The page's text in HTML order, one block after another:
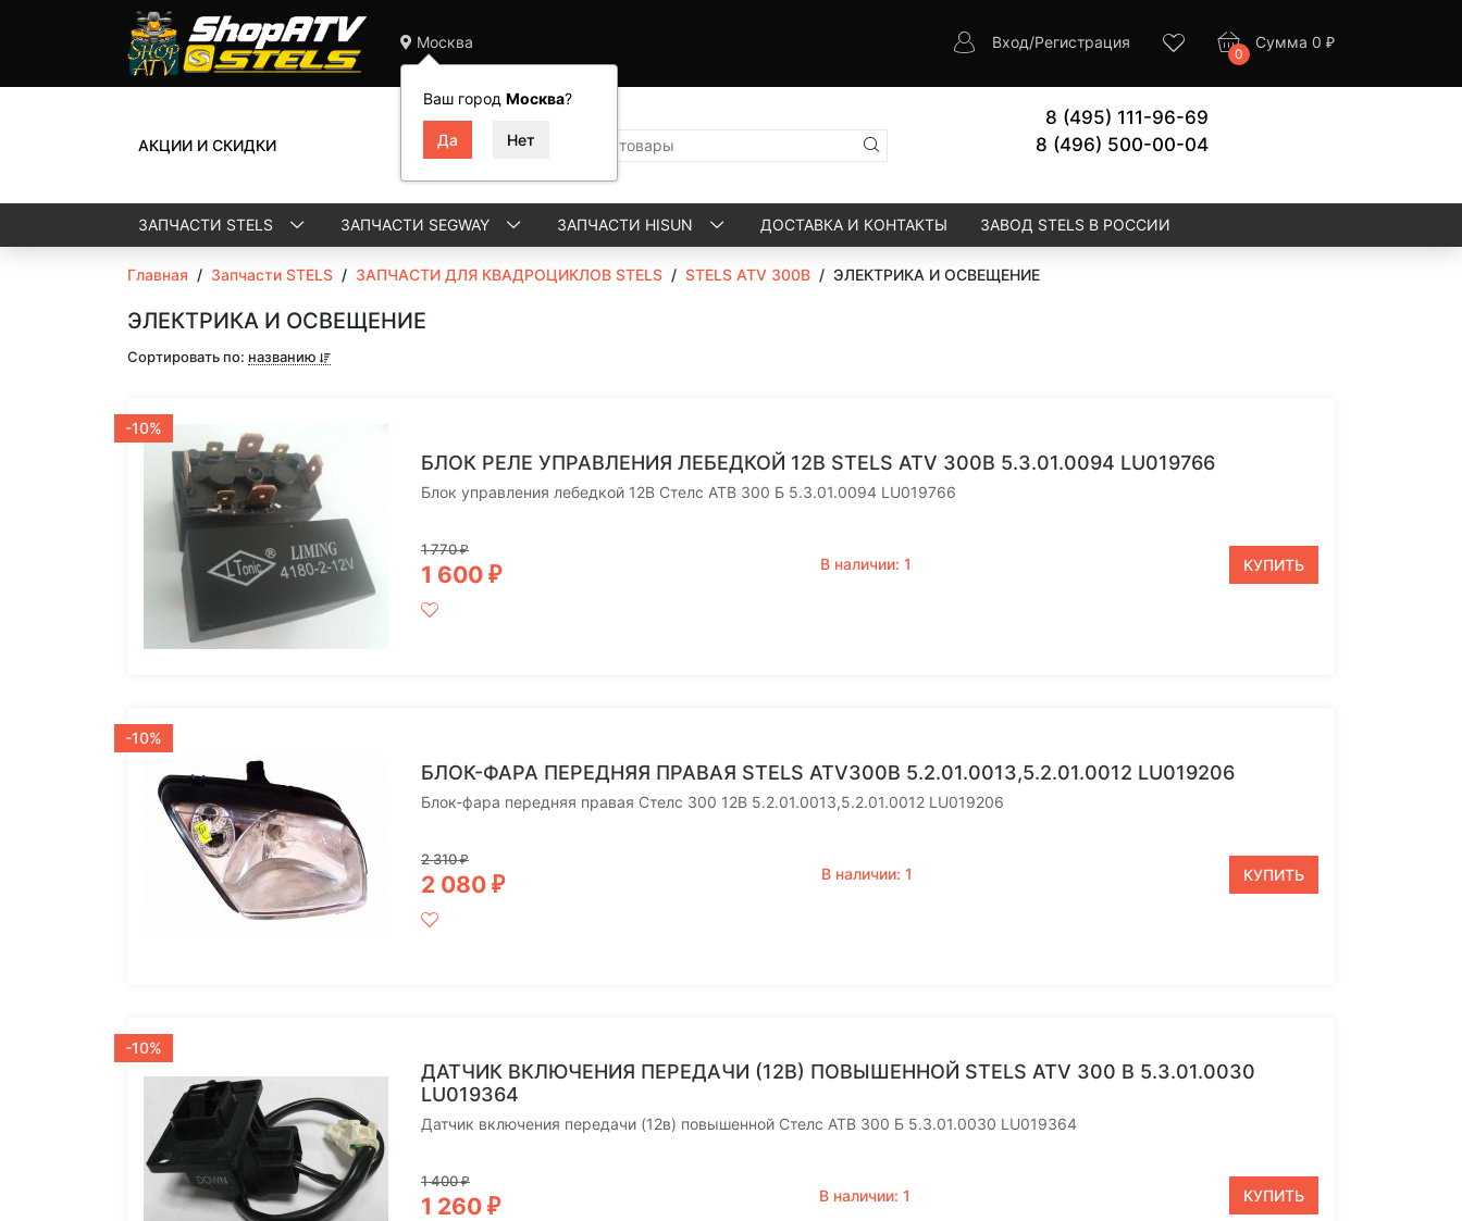
Москва
Ваш город Москва?
Вход/Регистрация
0
Сумма 0 ₽
АКЦИИ И СКИДКИ
8 (495) 111-96-69
8 (496) 500-00-04
ЗАПЧАСТИ STELS ЗАПЧАСТИ SEGWAY ЗАПЧАСТИ HISUN ДОСТАВКА И КОНТАКТЫ ЗАВОД STELS В РОССИИ
Главная / Запчасти STELS / ЗАПЧАСТИ ДЛЯ КВАДРОЦИКЛОВ STELS / STELS ATV 300B / ЭЛЕКТРИКА И ОСВЕЩЕНИЕ
ЭЛЕКТРИКА И ОСВЕЩЕНИЕ
Сортировать по: названию
-10%
БЛОК РЕЛЕ УПРАВЛЕНИЯ ЛЕБЕДКОЙ 12В STELS ATV 300B 5.3.01.0094 LU019766
Блок управления лебедкой 12В Стелс АТВ 300 Б 5.3.01.0094 LU019766
1 770₽
1 600 ₽ В наличии: 1 КУПИТЬ
-10%
БЛОК-ФАРА ПЕРЕДНЯЯ ПРАВАЯ STELS ATV300B 5.2.01.0013,5.2.01.0012 LU019206
Блок-фара передняя правая Стелс 300 12В 5.2.01.0013,5.2.01.0012 LU019206
2 310₽
2 080 ₽ В наличии: 1 КУПИТЬ
-10%
ДАТЧИК ВКЛЮЧЕНИЯ ПЕРЕДАЧИ (12В) ПОВЫШЕННОЙ STELS ATV 300 B 5.3.01.0030
LU019364
Датчик включения передачи (12в) повышенной Стелс АТВ 300 Б 5.3.01.0030 LU019364
1 400₽
1 260 ₽ В наличии: 1 КУПИТЬ